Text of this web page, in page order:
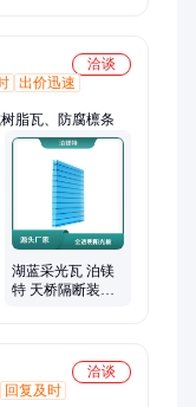
洽谈
出价迅速
脂瓦、防腐檩条
湖蓝采光瓦 泊镁
特 天桥隔断装饰
洽谈
回复及时